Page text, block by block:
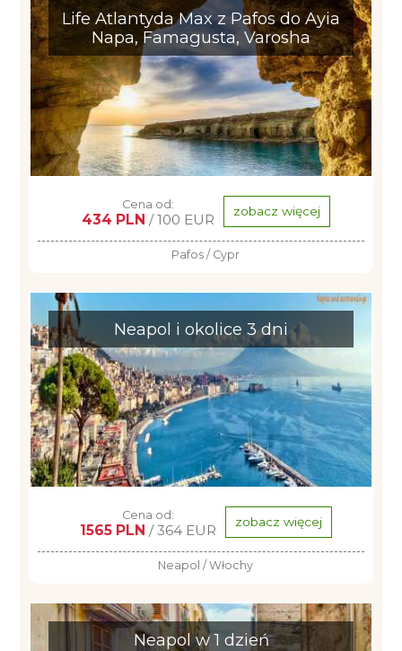
Life Atlantyda Max z Pafos do Ayia
Napa, Famagusta, Varosha
Cena od:
434 PLN / 100 EUR zobacz więcej
Pafos / Cypr
Neapol i okolice 3 dni
Cena od:
1565 PLN / 364 EUR zobacz więcej
Neapol / Włochy
Neapol w 1 dzień